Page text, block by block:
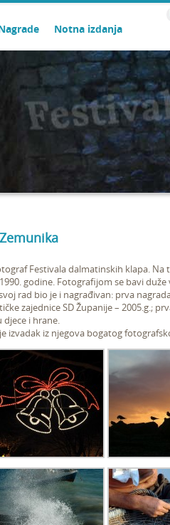
Notna izdanja
Festivala dalmatinskih klapa. Na
godine. Fotografijom se bavi
rad bio je i nagrađivan: prva
zajednice SD Županije – 2005.g.;
i hrane.
izvadak iz njegova bogatog